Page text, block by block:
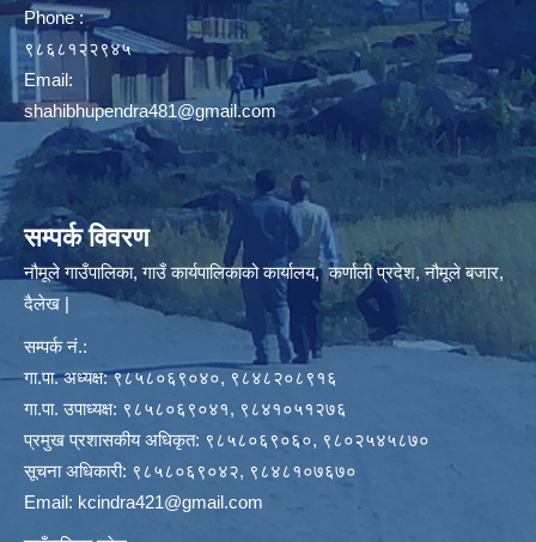
Phone :
९८६८१२२९४५
Email:
shahibhupendra481@gmail.com
सम्पर्क विवरण
नौमूले गाउँपालिका, गाउँ कार्यपालिकाको कार्यालय, कर्णाली प्रदेश, नौमूले बजार,
दैलेख |
सम्पर्क नं.:
गा.पा. अध्यक्ष: ९८५८०६९०४०, ९८४८२०८९१६
गा.पा. उपाध्यक्ष: ९८५८०६९०४१, ९८४१०५१२७६
प्रमुख प्रशासकीय अधिकृत: ९८५८०६९०६०, ९८०२५४५८७०
सूचना अधिकारी: ९८५८०६९०४२, ९८४८१०७६७०
Email: kcindra421@gmail.com